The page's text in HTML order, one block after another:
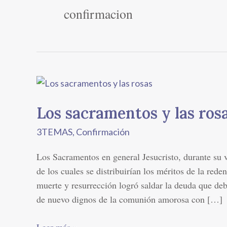
confirmacion
Los sacramentos y las
3TEMAS, Confirmación
Los Sacramentos en general Jesucristo, durante
de los cuales se distribuirían los méritos de la
muerte y resurrección logró saldar la deuda que
de nuevo dignos de la comunión amorosa con […]
Los
y
rosas